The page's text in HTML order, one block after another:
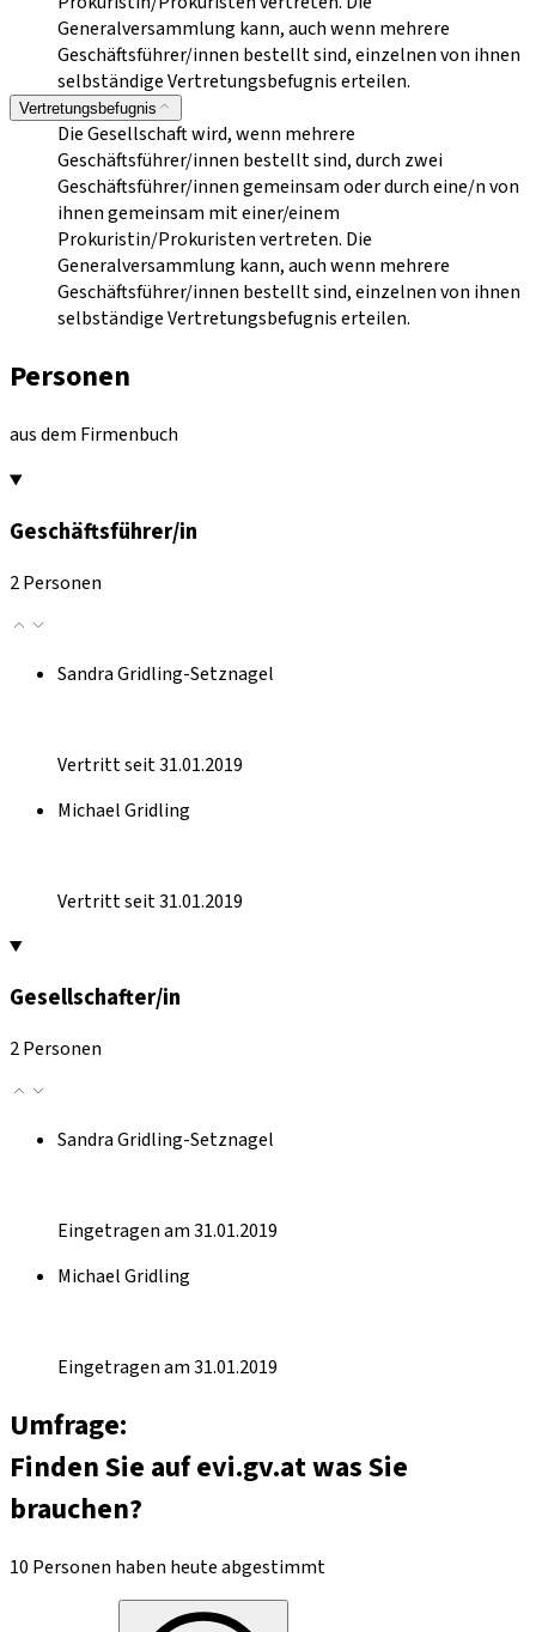
Generalversammlung kann, auch wenn mehrere
Geschäftsführer/innen bestellt sind, einzelnen von ihnen
selbständige Vertretungsbefugnis erteilen.
Vertretungsbefugnis
Die Gesellschaft wird, wenn mehrere
Geschäftsführer/innen bestellt sind, durch zwei
Geschäftsführer/innen gemeinsam oder durch eine/n von
ihnen gemeinsam mit einer/einem
Prokuristin/Prokuristen vertreten. Die
Generalversammlung kann, auch wenn mehrere
Geschäftsführer/innen bestellt sind, einzelnen von ihnen
selbständige Vertretungsbefugnis erteilen.
Personen
aus dem Firmenbuch
Geschäftsführer/in
2 Personen
Sandra Gridling-Setznagel
Vertritt seit 31.01.2019
Michael Gridling
Vertritt seit 31.01.2019
Gesellschafter/in
2 Personen
Sandra Gridling-Setznagel
Eingetragen am 31.01.2019
Michael Gridling
Eingetragen am 31.01.2019
Umfrage:
Finden Sie auf evi.gv.at was Sie
brauchen?
10 Personen haben heute abgestimmt